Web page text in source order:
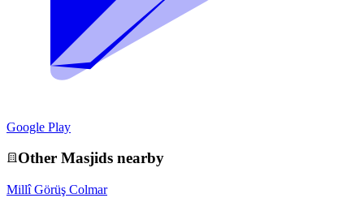
Google Play
Other Masjids nearby
Millî Görüş Colmar